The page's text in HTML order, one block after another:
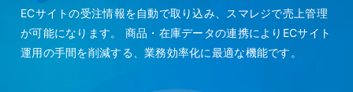
ECサイトの受注情報を自動で取り込み、スマレジで売上管理
が可能になります。
商品・在庫データの連携によりECサイト
運用の手間を削減する、業務効率化に最適な機能です。